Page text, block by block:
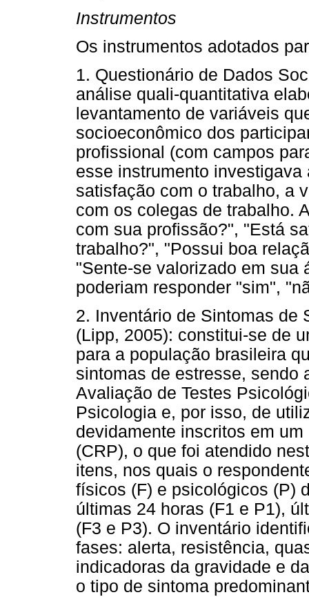
Instrumentos
Os instrumentos adotados
1. Questionário de Dados
análise quali-quantitativa
levantamento de variáveis
socioeconômico dos
profissional (com campos
esse instrumento
satisfação com o trabalho, a
com os colegas de trabalho.
com sua profissão?", "Está
trabalho?", "Possui boa
"Sente-se valorizado em sua
poderiam responder "sim",
2. Inventário de Sintomas de
(Lipp, 2005): constitui-se de
para a população brasileira
sintomas de estresse, sendo
Avaliação de Testes
Psicologia e, por isso, de
devidamente inscritos em
(CRP), o que foi atendido
itens, nos quais o
físicos (F) e psicológicos (P)
últimas 24 horas (F1 e P1),
(F3 e P3). O inventário
fases: alerta, resistência,
indicadoras da gravidade e
o tipo de sintoma